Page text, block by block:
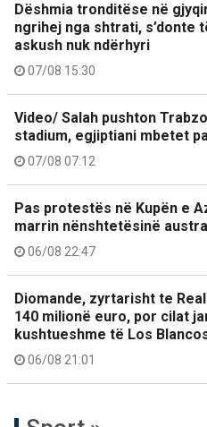
Dëshmia tronditëse në
ngrihej nga shtrati, s’donte
askush nuk ndërhyri
07/08 15:30
Video/ Salah pushton
stadium, egjiptiani mbetet
07/08 07:12
Pas protestës në Kupën e
marrin nënshtetësinë
06/08 22:47
Diomande, zyrtarisht te
140 milionë euro, por cilat
kushtueshme të Los
06/08 21:01